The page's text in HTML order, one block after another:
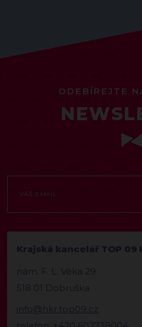
ODEBÍREJTE
Krajská kancelář TOP
nám. F. L. Věka 29
518 01 Dobruška
info@hkr.top09.cz